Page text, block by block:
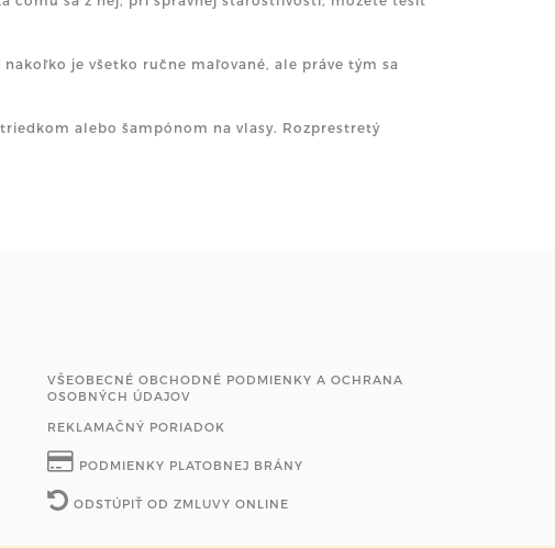
je všetko ručne maľované, ale práve tým sa
alebo šampónom na vlasy. Rozprestretý
VŠEOBECNÉ OBCHODNÉ PODMIENKY A OCHRANA
OSOBNÝCH ÚDAJOV
REKLAMAČNÝ PORIADOK
PODMIENKY PLATOBNEJ BRÁNY
ODSTÚPIŤ OD ZMLUVY ONLINE